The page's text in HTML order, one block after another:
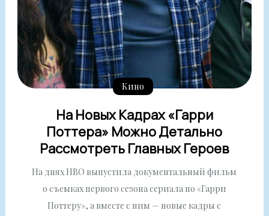
Кино
На Новых Кадрах «Гарри
Поттера» Можно Детально
Рассмотреть Главных Героев
На днях HBO выпустила документальный фильм
о съемках первого сезона сериала по «Гарри
Поттеру», а вместе с ним — новые кадры с